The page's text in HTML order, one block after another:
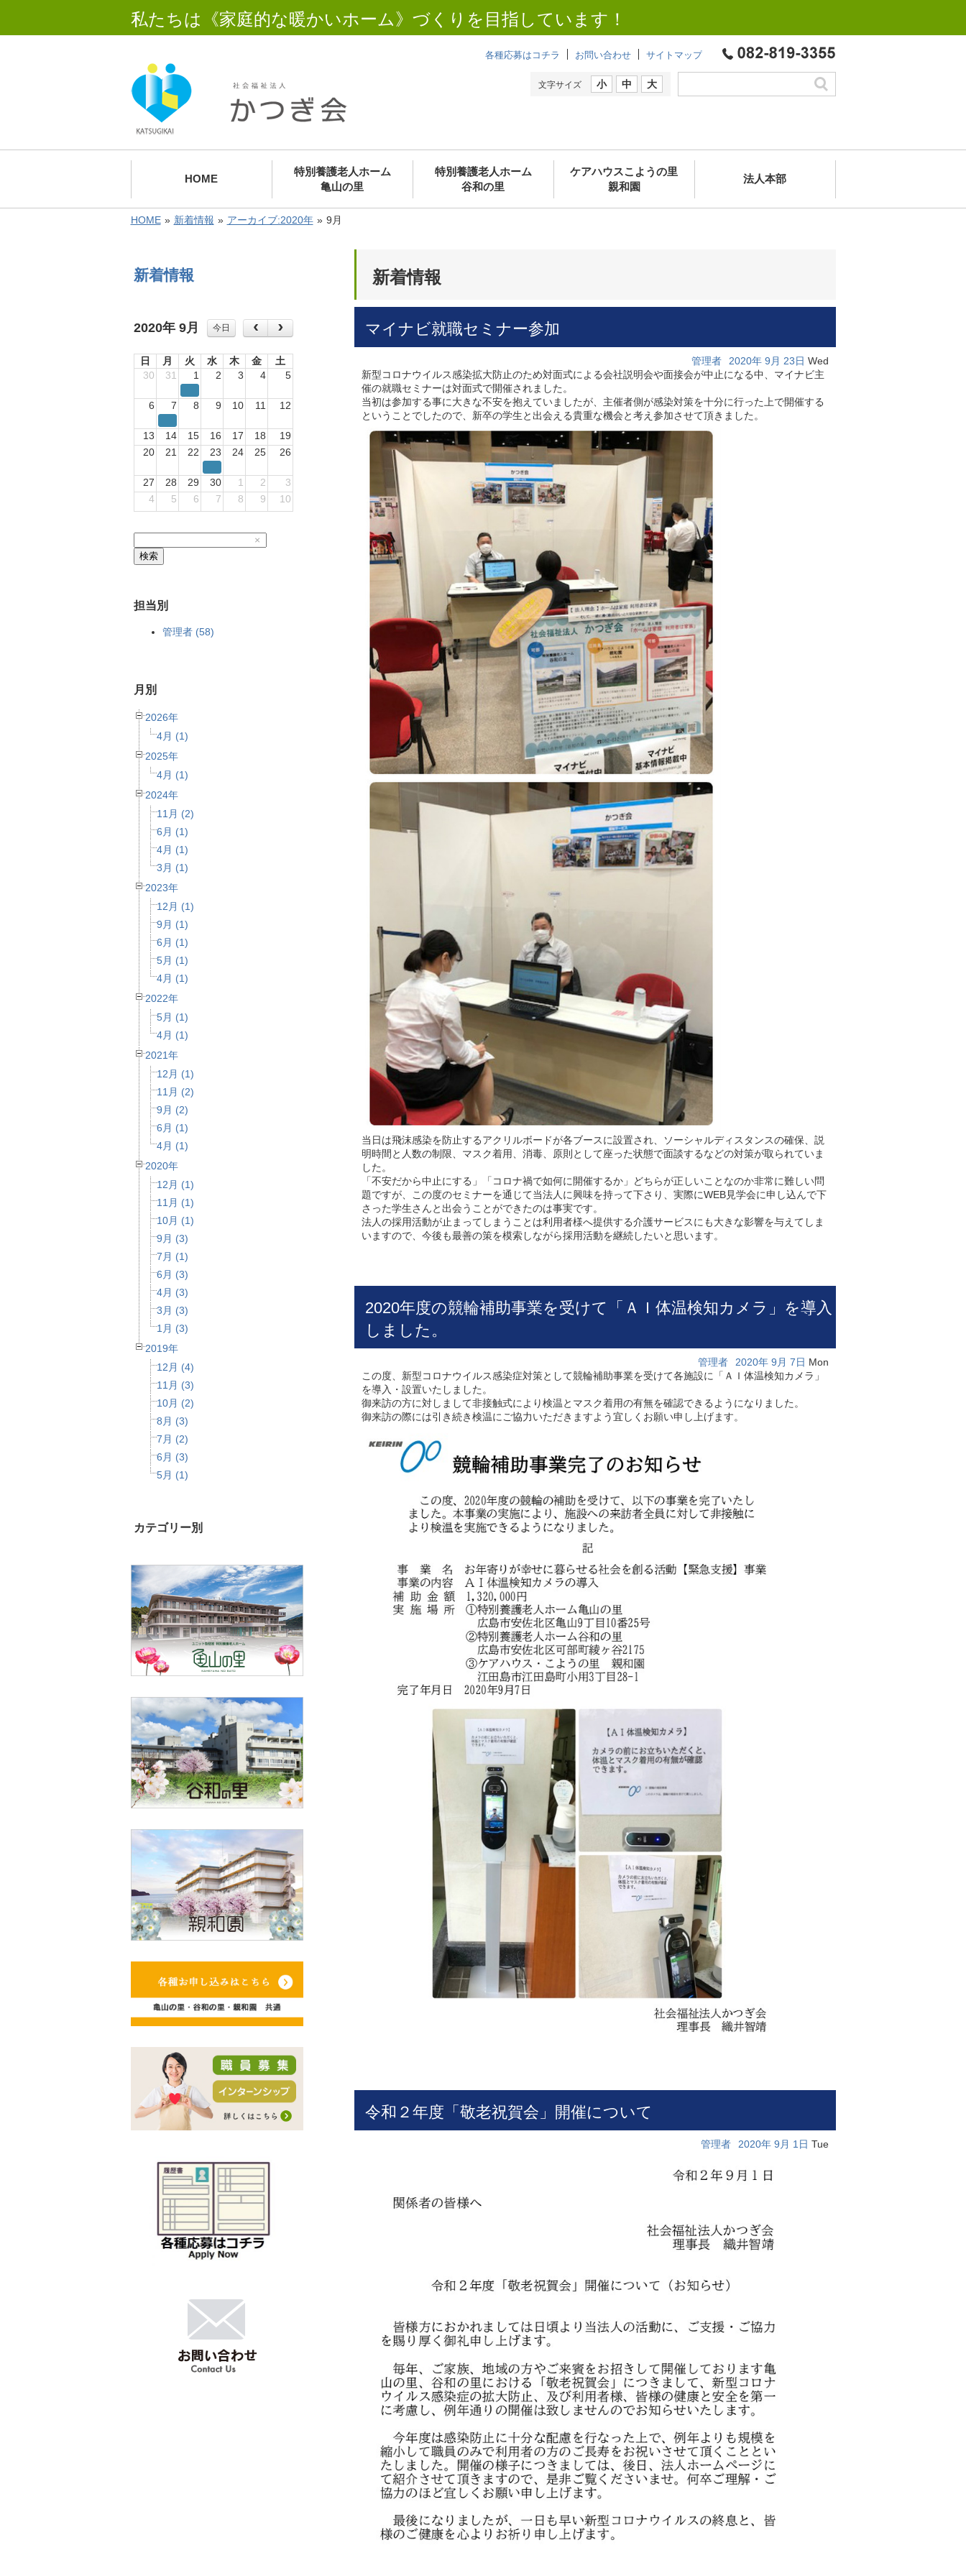
私たちは《家庭的な暖かいホーム》づくりを目指しています！
サイトマップ
お問い合わせ
各種応募はコチラ
文字サイズ 大
中
小
HOME
特別養護老人ホーム
亀山の里
特別養護老人ホーム
谷和の里
ケアハウスこようの里
親和園
法人本部
HOME » 新着情報 » アーカイブ:2020年 » 9月
新着情報
2020年 9月 今日
日 月 火 水 木 金
土
30
31 1 2 3 4 5
6 7 8 9 10 11 12
13 14 15 16 17 18
19
20
21 22 23 24 25 26
27 28 29 30 1 2
3
4
5 6 7 8 9 10
×
検索
担当別
管理者 (58)
月別
2026年
4月 (1)
2025年
4月 (1)
2024年
11月 (2)
6月 (1)
4月 (1)
3月 (1)
2023年
12月 (1)
9月 (1)
6月 (1)
5月 (1)
4月 (1)
2022年
5月 (1)
4月 (1)
2021年
12月 (1)
11月 (2)
9月 (2)
6月 (1)
4月 (1)
2020年
12月 (1)
11月 (1)
10月 (1)
9月 (3)
7月 (1)
6月 (3)
4月 (3)
3月 (3)
1月 (3)
2019年
12月 (4)
11月 (3)
10月 (2)
8月 (3)
7月 (2)
6月 (3)
5月 (1)
カテゴリー別
新着情報
マイナビ就職セミナー参加
2020年 9月 23日 Wed
管理者
新型コロナウイルス感染拡大防止のため対面式による会社説明会や面接会が中止になる中、マイナビ主
催の就職セミナーは対面式で開催されました。
当初は参加する事に大きな不安を抱えていましたが、主催者側が感染対策を十分に行った上で開催する
ということでしたので、新卒の学生と出会える貴重な機会と考え参加させて頂きました。
当日は飛沫感染を防止するアクリルボードが各ブースに設置され、ソーシャルディスタンスの確保、説
明時間と人数の制限、マスク着用、消毒、原則として座った状態で面談するなどの対策が取られていま
した。
「不安だから中止にする」「コロナ禍で如何に開催するか」どちらが正しいことなのか非常に難しい問
題ですが、この度のセミナーを通じて当法人に興味を持って下さり、実際にWEB見学会に申し込んで下
さった学生さんと出会うことができたのは事実です。
法人の採用活動が止まってしまうことは利用者様へ提供する介護サービスにも大きな影響を与えてしま
いますので、今後も最善の策を模索しながら採用活動を継続したいと思います。
2020年度の競輪補助事業を受けて「ＡＩ体温検知カメラ」を導入
しました。
2020年 9月 7日 Mon
管理者
この度、新型コロナウイルス感染症対策として競輪補助事業を受けて各施設に「ＡＩ体温検知カメラ」
を導入・設置いたしました。
御来訪の方に対しまして非接触式により検温とマスク着用の有無を確認できるようになりました。
御来訪の際には引き続き検温にご協力いただきますよう宜しくお願い申し上げます。
令和２年度「敬老祝賀会」開催について
2020年 9月 1日 Tue
管理者